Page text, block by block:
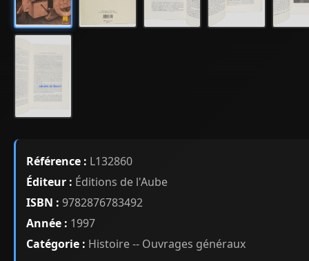
Référence : L132860
Éditeur : Éditions de l'Aube
ISBN : 9782876783492
Année : 1997
Catégorie : Histoire -- Ouvrages généraux